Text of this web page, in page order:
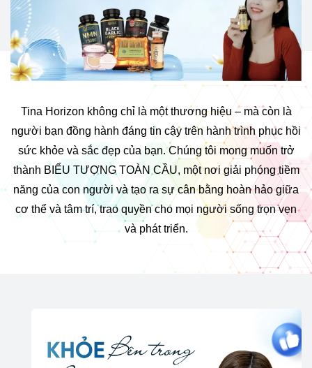
Tina Horizon không chỉ là một thương hiệu – mà còn là
người bạn đồng hành đáng tin cậy trên hành trình phục hồi
sức khỏe và sắc đẹp của bạn. Chúng tôi mong muốn trở
thành BIỂU TƯỢNG TOÀN CẦU, một nơi giải phóng tiềm
năng của con người và tạo ra sự cân bằng hoàn hảo giữa
cơ thể và tâm trí, trao quyền cho mọi người sống trọn vẹn
và phát triển.